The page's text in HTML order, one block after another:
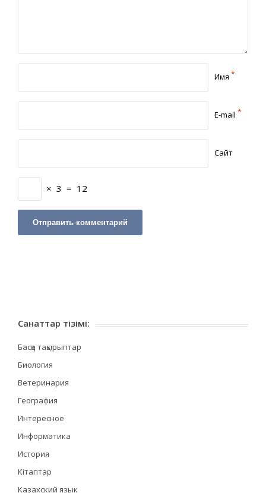
Имя *
E-mail *
Сайт
× 3 = 12
Санаттар тізімі:
Басқа тақырыптар
Биология
Ветеринария
География
Интересное
Информатика
История
Кітаптар
Казахский язык